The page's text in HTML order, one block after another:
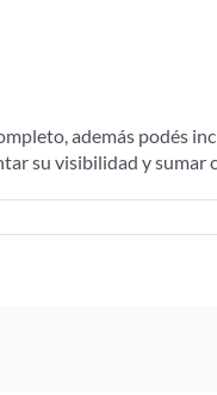
además podés
su visibilidad y sumar